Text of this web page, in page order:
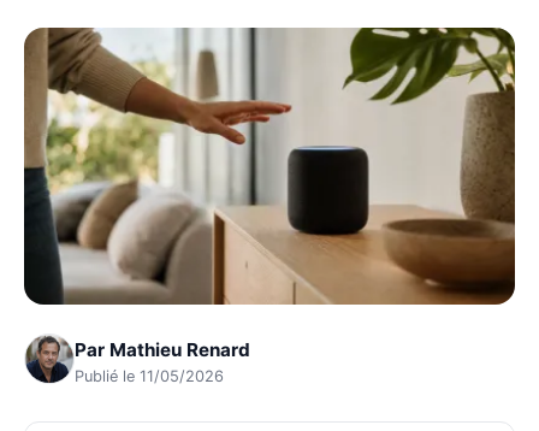
Par Mathieu Renard
Publié le 11/05/2026